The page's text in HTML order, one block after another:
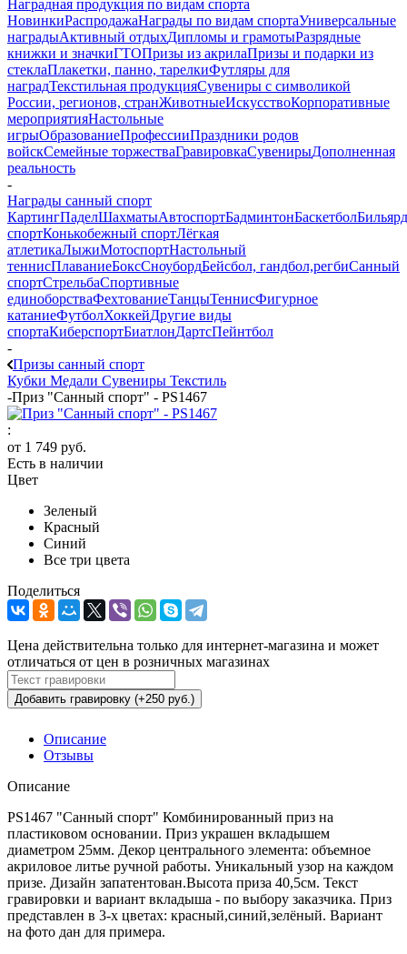
Наградная продукция по видам спорта
НовинкиРаспродажаНаграды по видам спортаУниверсальные
наградыАктивный отдыхДипломы и грамотыРазрядные
книжки и значкиГТОПризы из акрилаПризы и подарки из
стеклаПлакетки, панно, тарелкиФутляры для
наградТекстильная продукцияСувениры с символикой
России, регионов, странЖивотныеИскусствоКорпоративные
мероприятияНастольные
игрыОбразованиеПрофессииПраздники родов
войскСемейные торжестваГравировкаСувенирыДополненная
реальность
-
Награды санный спорт
КартингПаделШахматыАвтоспортБадминтонБаскетболБильярд
спортКонькобежный спортЛёгкая
атлетикаЛыжиМотоспортНастольный
теннисПлаваниеБоксСноубордБейсбол, гандбол,регбиСанный
спортСтрельбаСпортивные
единоборстваФехтованиеТанцыТеннисФигурное
катаниеФутболХоккейДругие виды
спортаКиберспортБиатлонДартсПейнтбол
-
Призы санный спорт
Кубки Медали Сувениры Текстиль
-Приз "Санный спорт" - PS1467
:
от 1 749 руб.
Есть в наличии
Цвет
Зеленый
Красный
Синий
Все три цвета
Поделиться
Цена действительна только для интернет-магазина и может
отличаться от цен в розничных магазинах
Добавить гравировку (+250 руб.)
Описание
Отзывы
Описание
PS1467 "Санный спорт" Комбинированный приз на
пластиковом основании. Приз украшен вкладышем
диаметром 25мм. Декор центрального элемента: объемное
акриловое литье ручной работы. Уникальный узор на каждом
призе. Дизайн запатентован.Высота приза 40,5см. Текст
гравировки и вариант вкладыша - по выбору заказчика. Приз
представлен в 3-х цветах: красный,синий,зелёный. Вариант
на фото дан для примера.